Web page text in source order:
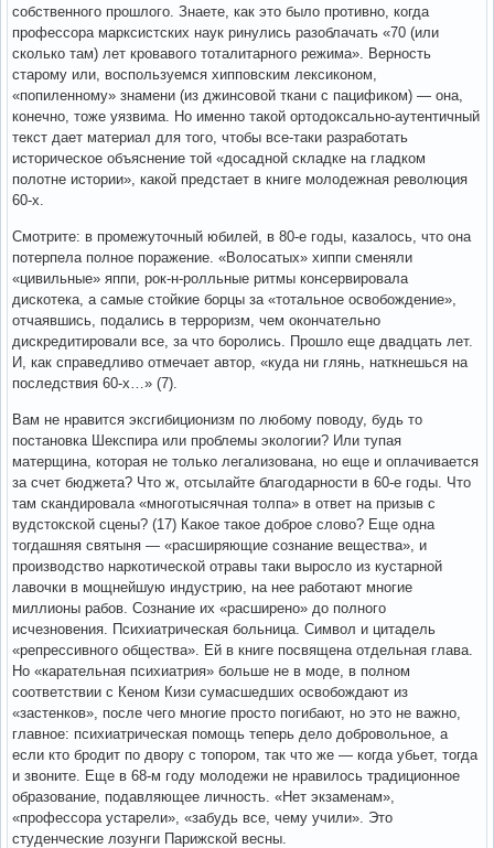
собственного прошлого. Знаете, как это было противно, когда
профессора марксистских наук ринулись разоблачать «70 (или
сколько там) лет кровавого тоталитарного режима». Верность
старому или, воспользуемся хипповским лексиконом,
«попиленному» знамени (из джинсовой ткани с пацификом) — она,
конечно, тоже уязвима. Но именно такой ортодоксально-аутентичный
текст дает материал для того, чтобы все-таки разработать
историческое объяснение той «досадной складке на гладком
полотне истории», какой предстает в книге молодежная революция
60-х.
Смотрите: в промежуточный юбилей, в 80-е годы, казалось, что она
потерпела полное поражение. «Волосатых» хиппи сменяли
«цивильные» яппи, рок-н-ролльные ритмы консервировала
дискотека, а самые стойкие борцы за «тотальное освобождение»,
отчаявшись, подались в терроризм, чем окончательно
дискредитировали все, за что боролись. Прошло еще двадцать лет.
И, как справедливо отмечает автор, «куда ни глянь, наткнешься на
последствия 60-х…» (7).
Вам не нравится эксгибиционизм по любому поводу, будь то
постановка Шекспира или проблемы экологии? Или тупая
матерщина, которая не только легализована, но еще и оплачивается
за счет бюджета? Что ж, отсылайте благодарности в 60-е годы. Что
там скандировала «многотысячная толпа» в ответ на призыв с
вудстокской сцены? (17) Какое такое доброе слово? Еще одна
тогдашняя святыня — «расширяющие сознание вещества», и
производство наркотической отравы таки выросло из кустарной
лавочки в мощнейшую индустрию, на нее работают многие
миллионы рабов. Сознание их «расширено» до полного
исчезновения. Психиатрическая больница. Символ и цитадель
«репрессивного общества». Ей в книге посвящена отдельная глава.
Но «карательная психиатрия» больше не в моде, в полном
соответствии с Кеном Кизи сумасшедших освобождают из
«застенков», после чего многие просто погибают, но это не важно,
главное: психиатрическая помощь теперь дело добровольное, а
если кто бродит по двору с топором, так что же — когда убьет, тогда
и звоните. Еще в 68-м году молодежи не нравилось традиционное
образование, подавляющее личность. «Нет экзаменам»,
«профессора устарели», «забудь все, чему учили». Это
студенческие лозунги Парижской весны.